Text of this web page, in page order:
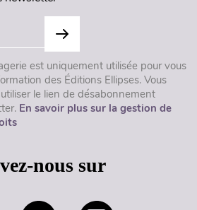
est uniquement utilisée pour vous
des Éditions Ellipses. Vous
le lien de désabonnement
En savoir plus sur la gestion de
nous sur